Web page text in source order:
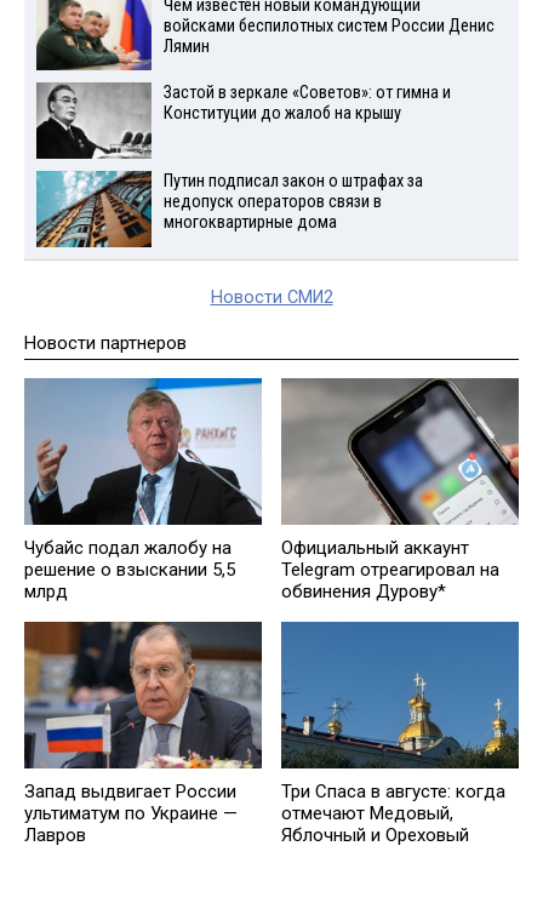
Чем известен новый командующий
войсками беспилотных систем России Денис
Лямин
Застой в зеркале «Советов»: от гимна и
Конституции до жалоб на крышу
Путин подписал закон о штрафах за
недопуск операторов связи в
многоквартирные дома
Новости СМИ2
Новости партнеров
Чубайс подал жалобу на
решение о взыскании 5,5
млрд
Официальный аккаунт
Telegram отреагировал на
обвинения Дурову*
Запад выдвигает России
ультиматум по Украине —
Лавров
Три Спаса в августе: когда
отмечают Медовый,
Яблочный и Ореховый